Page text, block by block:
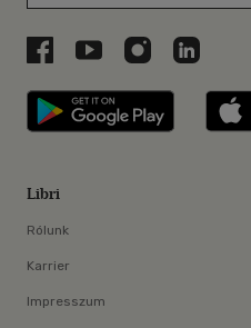
Libri a Facebookon
Libri a Youtube-on
Libri azLibri a
Libri
Libri
Rólunk
Karrier
Impresszum